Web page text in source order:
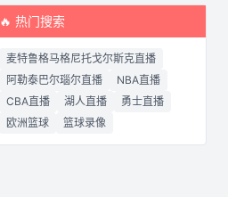
🔥 热门搜索
麦特鲁格马格尼托戈尔斯克直播
阿勒泰巴尔瑙尔直播
NBA直播
CBA直播
湖人直播
勇士直播
欧洲篮球
篮球录像